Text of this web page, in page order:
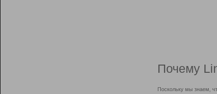
Почему
Поскольку мы знаем,